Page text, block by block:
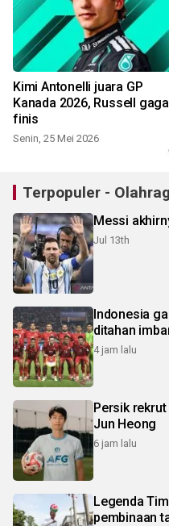
Kimi Antonelli juara GP
Kanada 2026, Russell
finis
Senin, 25 Mei 2026
Terpopuler -
Messi
Jul 13th
Indonesia
ditahan
4 jam lalu
Persik
Jun Heong
6 jam lalu
Legenda
pembinaan